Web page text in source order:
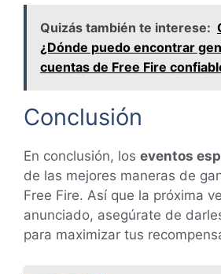
Quizás también te interese:
¿Dónde puedo encontrar
cuentas de Free Fire
Conclusión
En conclusión, los eventos
de las mejores maneras de
Free Fire. Así que la próxima
anunciado, asegúrate de
para maximizar tus